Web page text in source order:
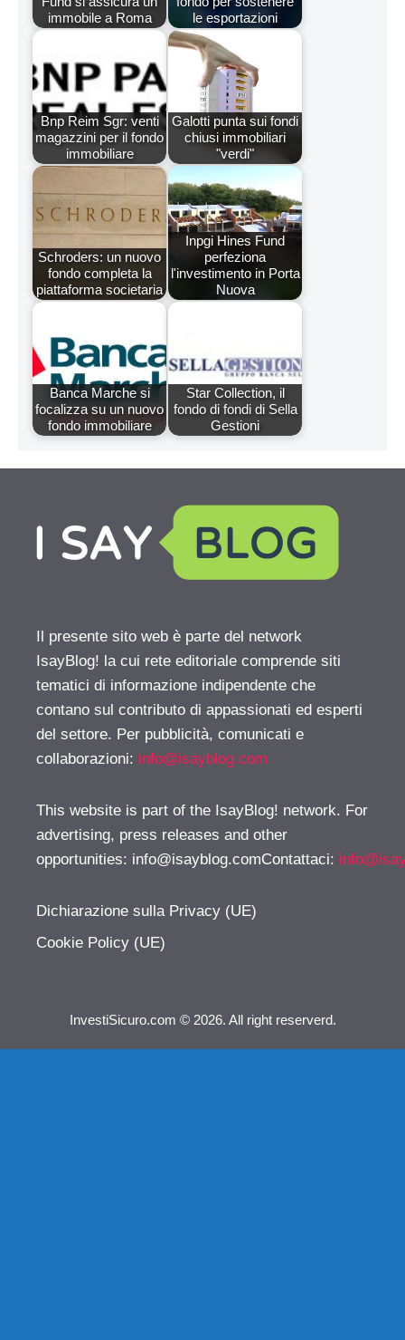
immobile a Roma
le esportazioni
Bnp Reim Sgr: venti
magazzini per il fondo
immobiliare
Galotti punta sui fondi
chiusi immobiliari
"verdi"
Schroders: un nuovo
fondo completa la
piattaforma societaria
Inpgi Hines Fund
perfeziona
l'investimento in Porta
Nuova
Banca Marche si
focalizza su un nuovo
fondo immobiliare
Star Collection, il
fondo di fondi di Sella
Gestioni
Il presente sito web è parte del network
IsayBlog! la cui rete editoriale comprende siti
tematici di informazione indipendente che
contano sul contributo di appassionati ed esperti
del settore. Per pubblicità, comunicati e
collaborazioni: info@isayblog.com
This website is part of the IsayBlog! network. For
advertising, press releases and other
opportunities: info@isayblog.comContattaci:
Dichiarazione sulla Privacy (UE)
Cookie Policy (UE)
InvestiSicuro.com © 2026. All right reserverd.